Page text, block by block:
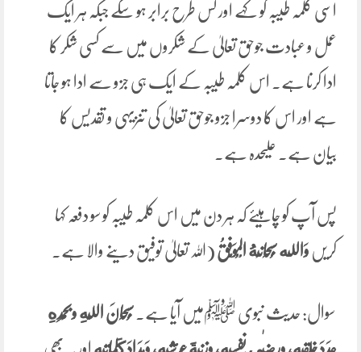
اسی کلمہ طیبہ کو کہے اور کس طرح برابر ہو سکے جبکہ ہر ایک
عمل و عبادت جوحق تعالیٰ کے شکروں میں سے کسی شکر کا
ادا کرنا ہے۔ اس کلمہ طیبہ کے ایک ہی جزو سے ادا ہو جاتا
ہے اور اس کا دوسرا جزو جوحق تعالیٰ کی تنزیہی و تقدیس کا
بیان ہے۔ علیحدہ ہے۔
پس آپ کو چاہیئے کہ ہر دن میں اس کلمہ طیبہ کو سو دفعہ کہا
کریں وَالله سُبْحَانَهُ الْمُوَفِّقُ (اللہ تعالیٰ توفیق دینے والا ہے۔
سوال: حدیث نبوی ﷺمیں آیا ہے۔ سُبْحَانَ ‌اللَّهِ ‌وبِحمْدِهِ
عَدَدَ خَلْقِهِ، ورِضٰى نَفْسِهِ، َوزِنَةَ عَرْشِهِ، وَمِدَادَ كَلِماتِهِ اور یہ بھی